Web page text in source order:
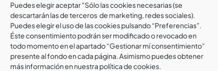
Puedes elegir aceptar "Sólo las cookies necesarias (se
descartarán las de terceros de marketing, redes sociales).
Puedes elegir el uso de las cookies pulsando “Preferencias”.
Éste consentimiento podrán ser modificado o revocado en
todo momento en el apartado “Gestionar mí consentimiento”
presente al fondo en cada página. Asimismo puedes obtener
más información en nuestra política de cookies.